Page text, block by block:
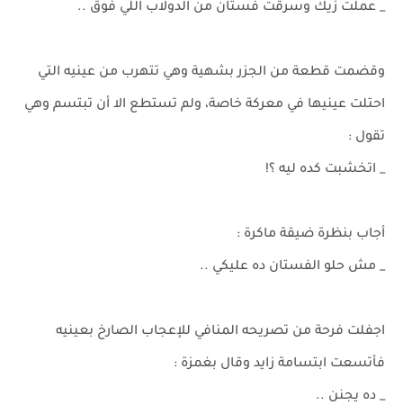
_ عملت زيك وسرقت فستان من الدولاب اللي فوق ..
وقضمت قطعة من الجزر بشهية وهي تتهرب من عينيه التي
احتلت عينيها في معركة خاصة، ولم تستطع الا أن تبتسم وهي
تقول :
_ اتخشبت كده ليه ؟!
أجاب بنظرة ضيقة ماكرة :
_ مش حلو الفستان ده عليكي ..
اجفلت فرحة من تصريحه المنافي للإعجاب الصارخ بعينيه
فأتسعت ابتسامة زايد وقال بغمزة :
_ ده يجنن ..